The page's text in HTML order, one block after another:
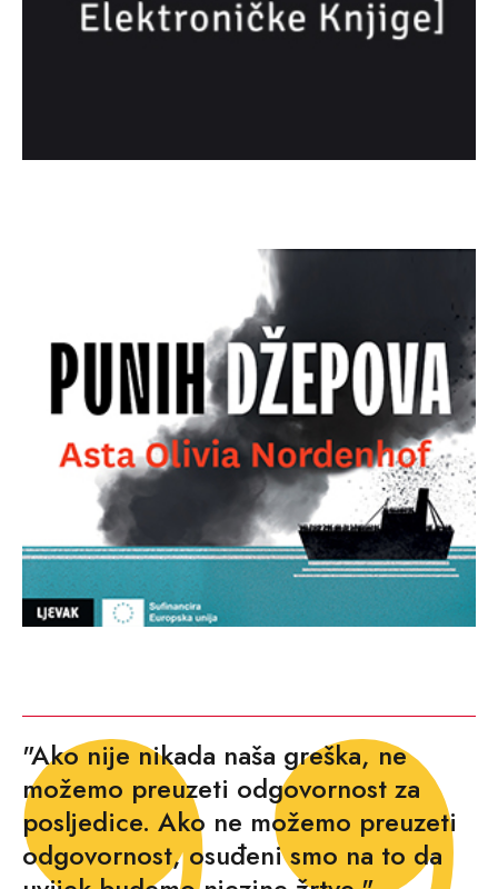
"Ako nije nikada naša greška, ne
možemo preuzeti odgovornost za
posljedice. Ako ne možemo preuzeti
odgovornost, osuđeni smo na to da